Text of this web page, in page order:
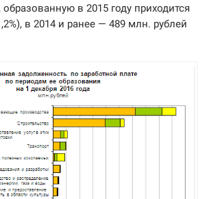
в 2015 году приходится
в 2014 и ранее — 489 млн. рублей